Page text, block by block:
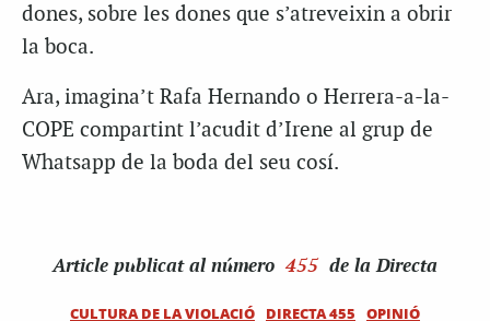
dones, sobre les dones que s’atreveixin a obrir
la boca.
Ara, imagina’t Rafa Hernando o Herrera-a-la-
COPE compartint l’acudit d’Irene al grup de
Whatsapp de la boda del seu cosí.
Article publicat al número 455 de la Directa
CULTURA DE LA VIOLACIÓ DIRECTA 455 OPINIÓ